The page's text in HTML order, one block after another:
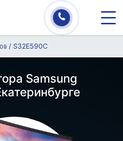
/ S32E590C
Samsung